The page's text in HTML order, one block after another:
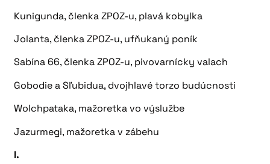
Kunigunda, členka ZPOZ-u, plavá kobylka
Jolanta, členka ZPOZ-u, ufňukaný poník
Sabína 66, členka ZPOZ-u, pivovarnícky valach
Gobodie a Sľubidua, dvojhlavé torzo budúcnosti
Wolchpataka, mažoretka vo výslužbe
Jazurmegi, mažoretka v zábehu
I.